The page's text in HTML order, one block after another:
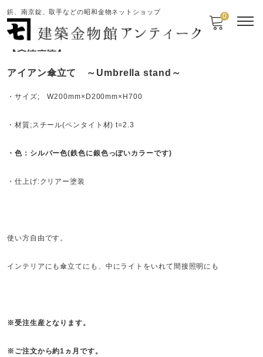
鋲、南京錠、取手などの昭和金物ネットショップ 0
【受注生産】
アイアン傘立て ～Umbrella stand～
・サイズ; W200mm×D200mm×H700
・材質;スチール(ペンタイト材) t=2.3
・色：シルバー色(鉄色に銀色っぽいカラーです)
・仕上げ:クリアー塗装
使い方自由です。
インテリアにも傘立てにも、中にライトをいれて間接照明にも
※受注生産となります。
※ご注文から約1ヵ月です。